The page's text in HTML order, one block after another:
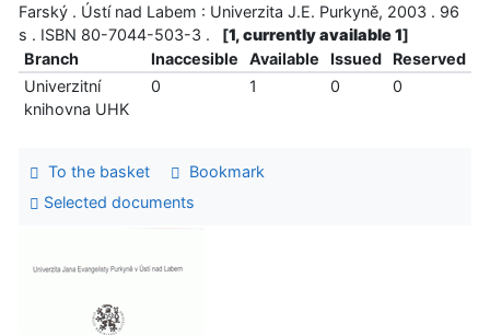
Farský . Ústí nad Labem : Univerzita J.E. Purkyně, 2003 . 96
s . ISBN 80-7044-503-3 .
[1, currently available 1]
Branch
Inaccesible Available Issued
Reserved
Univerzitní
knihovna UHK
0 1 0 0
To the basket
Bookmark
Selected documents